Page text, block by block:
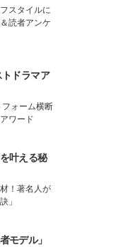
スタイルに
読者アンケ
ドラマア
ォーム横断
ワード
叶える秘
！著名人が
」
モデル」